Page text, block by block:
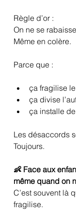
Règle d’or :
On ne se
Même en colère.
Parce que :
ça fragilise
ça divise
ça installe
Les désaccords
Toujours.
👶 Face aux
même quand on
C’est souvent là
fragilise.